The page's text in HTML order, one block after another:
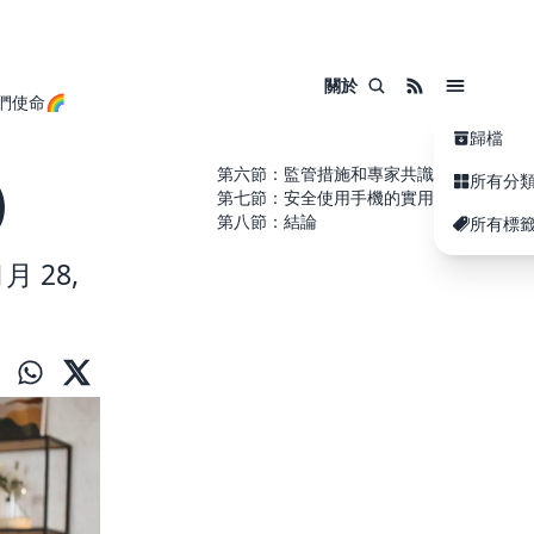
使命🌈
關於
歸檔
所有分
所有標
28,
第六節：監管措施和專家共識
第七節：安全使用手機的實用提示
第八節：結論